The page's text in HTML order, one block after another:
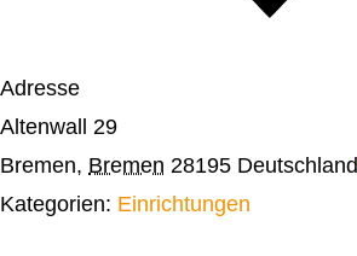
Adresse
Altenwall 29
Bremen, Bremen 28195 Deutschland
Kategorien: Einrichtungen